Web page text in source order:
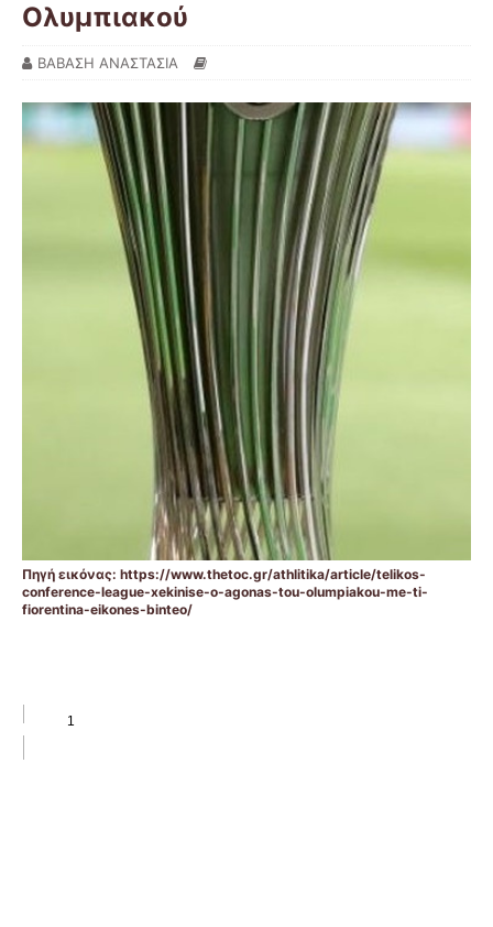
Ολυμπιακού
ΒΑΒΑΣΗ ΑΝΑΣΤΑΣΙΑ
Πηγή εικόνας: https://www.thetoc.gr/athlitika/article/telikos-
conference-league-xekinise-o-agonas-tou-olumpiakou-me-ti-
fiorentina-eikones-binteo/